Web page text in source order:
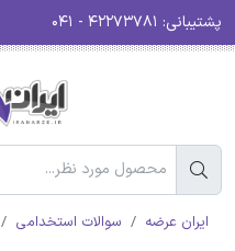
پشتیبانی:
ایران عرضه سوالات استخدامی